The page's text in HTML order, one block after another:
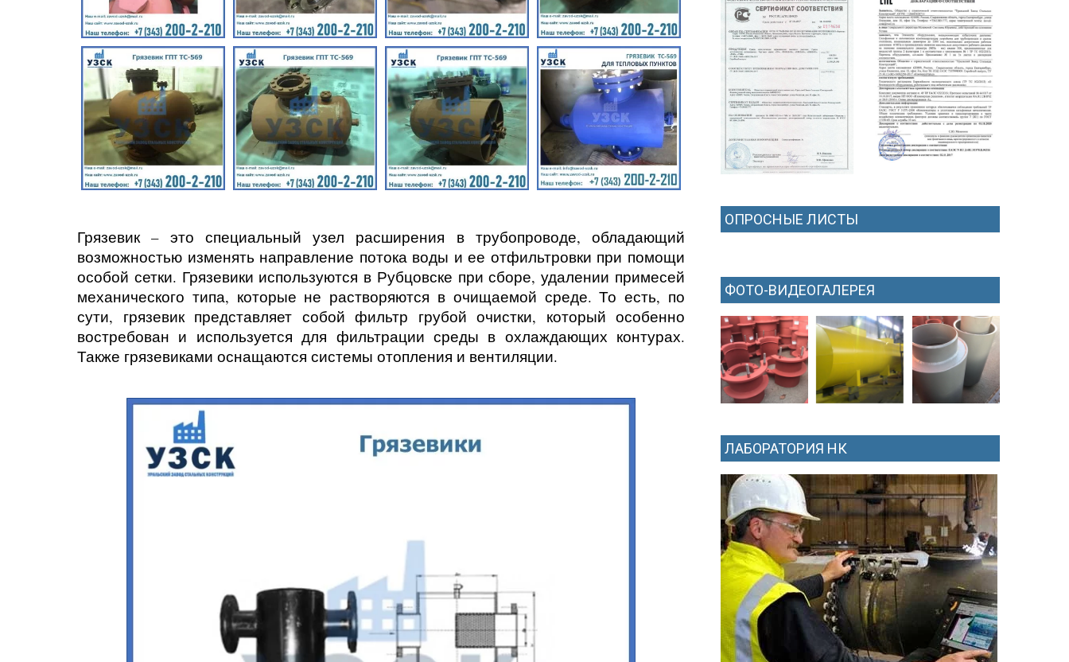
Грязевик – это специальный узел расширения в трубопроводе, обладающий
возможностью изменять направление потока воды и ее отфильтровки при помощи
особой сетки. Грязевики используются в Рубцовске при сборе, удалении примесей
механического типа, которые не растворяются в очищаемой среде. То есть, по
сути, грязевик представляет собой фильтр грубой очистки, который особенно
востребован и используется для фильтрации среды в охлаждающих контурах.
Также грязевиками оснащаются системы отопления и вентиляции.
ОПРОСНЫЕ ЛИСТЫ
ФОТО-ВИДЕОГАЛЕРЕЯ
ЛАБОРАТОРИЯ НК